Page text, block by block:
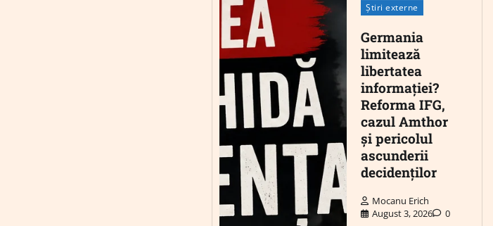
Știri externe
Germania
limitează
libertatea
informației?
Reforma IFG,
cazul Amthor
și pericolul
ascunderii
decidenților
Mocanu Erich
August 3, 2026
0